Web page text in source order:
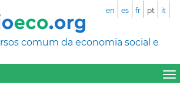
comum da economia social e
en es fr pt it